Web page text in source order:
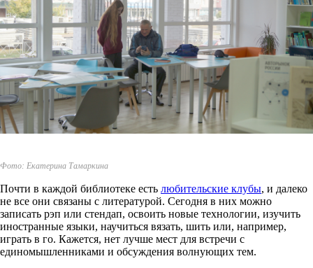
Фото: Екатерина Тамаркина
Почти в каждой библиотеке есть любительские клубы, и далеко
не все они связаны с литературой. Сегодня в них можно
записать рэп или стендап, освоить новые технологии, изучить
иностранные языки, научиться вязать, шить или, например,
играть в го. Кажется, нет лучше мест для встречи с
единомышленниками и обсуждения волнующих тем.